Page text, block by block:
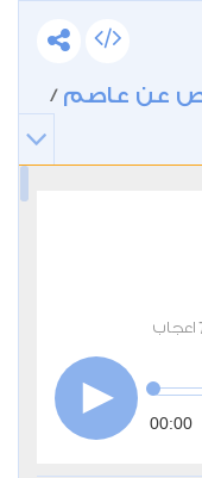
عن عاصم /
اعجاب
00:00